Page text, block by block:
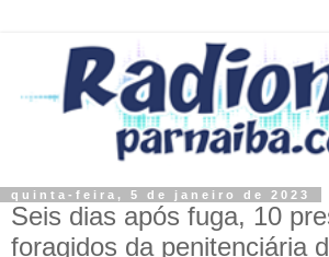
quinta-feira, 5 de janeiro de 2023
Seis dias após fuga, 10
foragidos da penitenciária